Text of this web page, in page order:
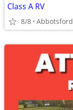
Class A RV
8/8 Abbotsford